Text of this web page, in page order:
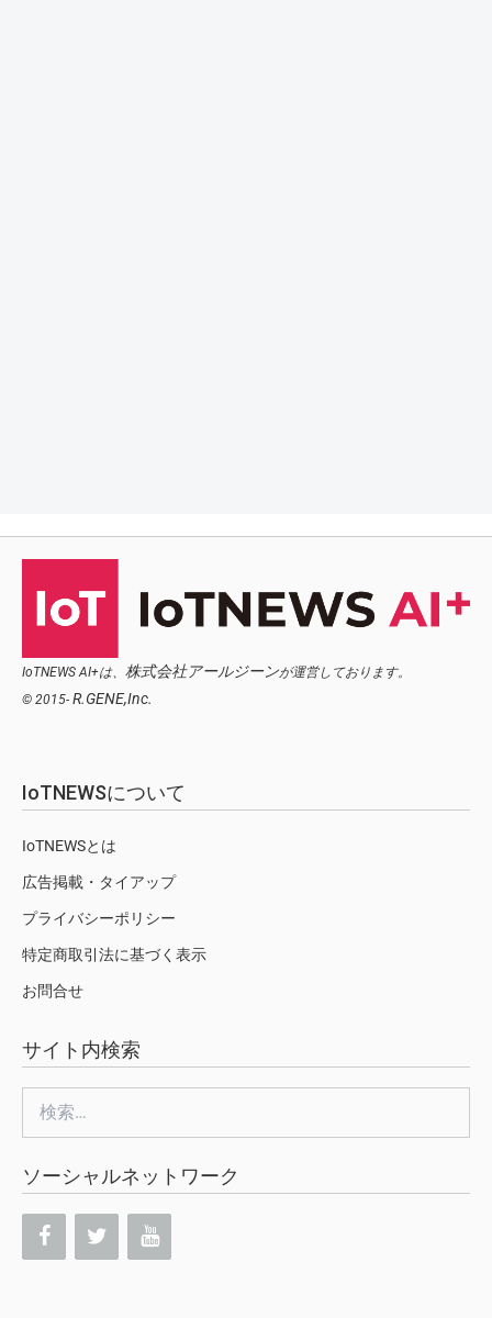
IoTNEWS AI+は、 株式会社アールジーンが運営しております。
© 2015- R.GENE,Inc.
IoTNEWSについて
IoTNEWSとは
広告掲載・タイアップ
プライバシーポリシー
特定商取引法に基づく表示
お問合せ
サイト内検索
索:
ソーシャルネットワーク